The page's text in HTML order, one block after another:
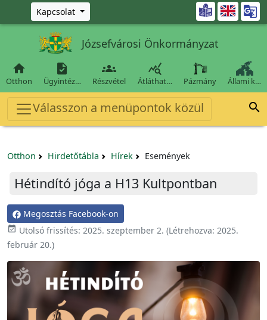
Ugrás a fő tartalomra
Kapcsolat 
Józsefvárosi Önkormányzat

Otthon

Ügyintéz…

Részvétel

Átláthat… Pázmány Állami k…
Válasszon a menüpontok közül 
Otthon Hirdetőtábla Hírek Események
Hétindító jóga a H13 Kultpontban
Megosztás Facebook-on
 Utolsó frissítés: 2025. szeptember 2. (Létrehozva: 2025.
február 20.)